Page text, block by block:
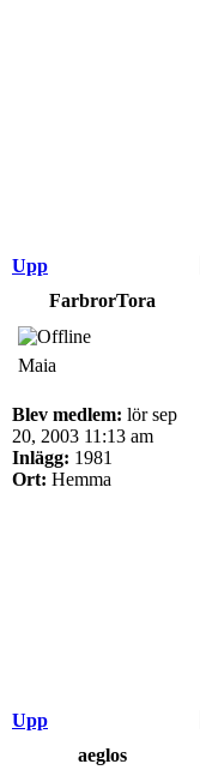
Upp
FarbrorTora
Maia
Blev medlem: lör sep
20, 2003 11:13 am
Inlägg: 1981
Ort: Hemma
Upp
aeglos